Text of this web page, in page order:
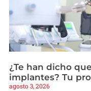
¿Te han dicho
implantes? Tu
agosto 3, 2026